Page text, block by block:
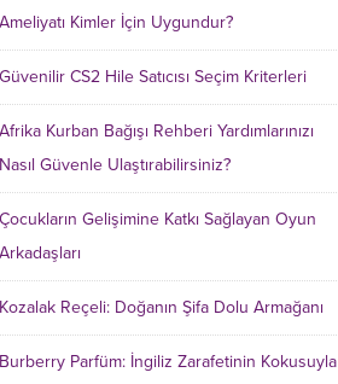
Ameliyatı Kimler İçin Uygundur?
Güvenilir CS2 Hile Satıcısı Seçim Kriterleri
Afrika Kurban Bağışı Rehberi Yardımlarınızı
Nasıl Güvenle Ulaştırabilirsiniz?
Çocukların Gelişimine Katkı Sağlayan Oyun
Arkadaşları
Kozalak Reçeli: Doğanın Şifa Dolu Armağanı
Burberry Parfüm: İngiliz Zarafetinin Kokusuyla